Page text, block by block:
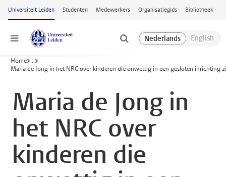
Ga naar hoofdinhoud
Universiteit Leiden Studenten Medewerkers Organisatiegids Bibliotheek
Menu
Home ...
Maria de Jong in het NRC over kinderen die onwettig in een gesloten inrichting
Maria de Jong in
het NRC over
kinderen die